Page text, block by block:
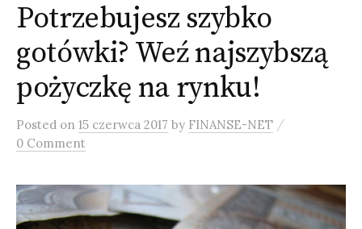
n
t
k
:
Potrzebujesz szybko
gotówki? Weź najszybszą
pożyczkę na rynku!
Posted on 15 czerwca 2017 by FINANSE-NET /
0 Comment